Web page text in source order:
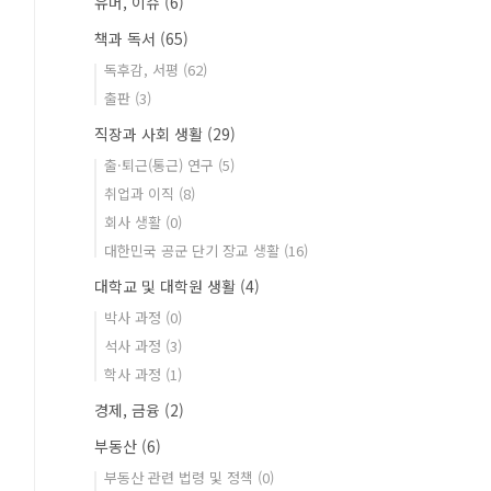
책과 독서 (65)
독후감, 서평 (62)
출판 (3)
직장과 사회 생활 (29)
출·퇴근(통근) 연구 (5)
취업과 이직 (8)
회사 생활 (0)
대한민국 공군 단기 장교 생활 (16)
대학교 및 대학원 생활 (4)
박사 과정 (0)
석사 과정 (3)
학사 과정 (1)
경제, 금융 (2)
부동산 (6)
부동산 관련 법령 및 정책 (0)